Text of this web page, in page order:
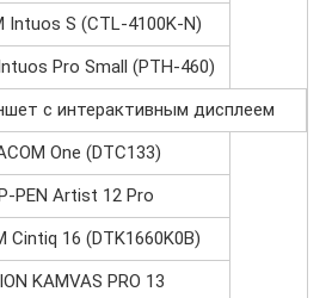
Intuos S (СTL-4100K-N)
Pro Small (PTH-460)
с интерактивным дисплеем
One (DTC133)
PEN Artist 12 Pro
Cintiq 16 (DTK1660K0B)
KAMVAS PRO 13